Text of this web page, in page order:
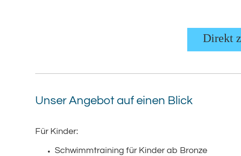
Direkt
Unser Angebot auf einen Blick
Für Kinder:
Schwimmtraining für Kinder ab Bronze